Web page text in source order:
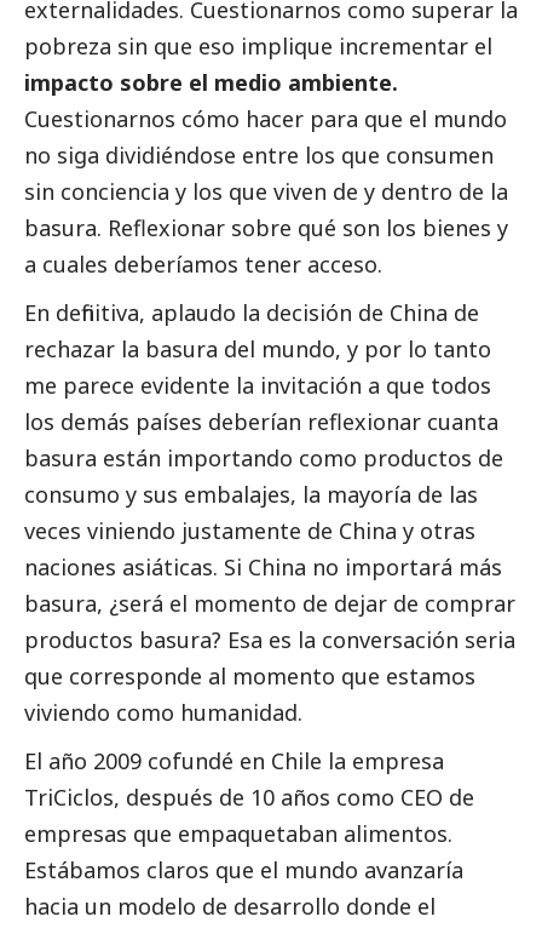
externalidades. Cuestionarnos como superar la
pobreza sin que eso implique incrementar el
impacto sobre el medio ambiente.
Cuestionarnos cómo hacer para que el mundo
no siga dividiéndose entre los que consumen
sin conciencia y los que viven de y dentro de la
basura. Reflexionar sobre qué son los bienes y
a cuales deberíamos tener acceso.
En definitiva, aplaudo la decisión de China de
rechazar la basura del mundo, y por lo tanto
me parece evidente la invitación a que todos
los demás países deberían reflexionar cuanta
basura están importando como productos de
consumo y sus embalajes, la mayoría de las
veces viniendo justamente de China y otras
naciones asiáticas. Si China no importará más
basura, ¿será el momento de dejar de comprar
productos basura? Esa es la conversación seria
que corresponde al momento que estamos
viviendo como humanidad.
El año 2009 cofundé en Chile la empresa
TriCiclos, después de 10 años como CEO de
empresas que empaquetaban alimentos.
Estábamos claros que el mundo avanzaría
hacia un modelo de desarrollo donde el